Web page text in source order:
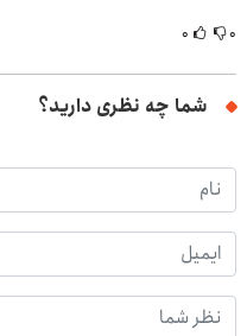
۰ ۰
شما چه نظری دارید؟